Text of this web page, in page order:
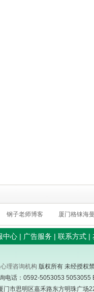
钢子老师博客 厦门格铼海
中心 | 广告服务 | 联系方式 |
心理咨询机构 版权所有 未经授权
电话：0592-5053053 5053055
市思明区嘉禾路东方明珠广场